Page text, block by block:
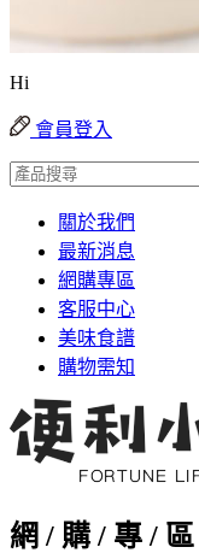
Hi
會員登入
關於我們
最新消息
網購專區
客服中心
美味食譜
購物需知
網 / 購 / 專 / 區